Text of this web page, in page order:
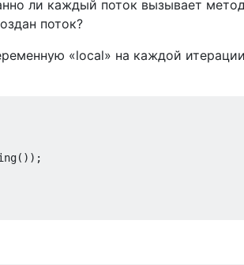
ли каждый поток вызывает
поток?
«local» на каждой